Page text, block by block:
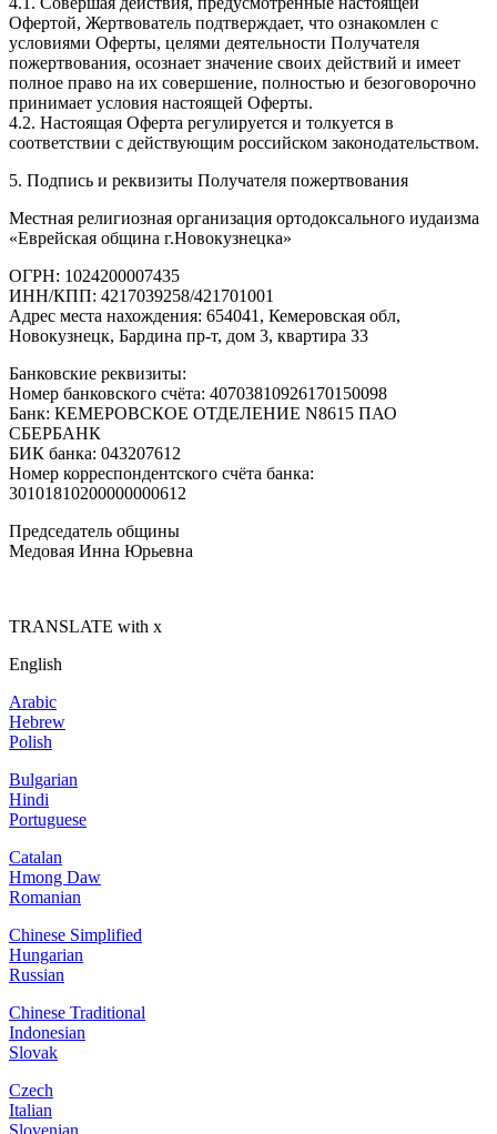
Офертой, Жертвователь подтверждает, что ознакомлен с
условиями Оферты, целями деятельности Получателя
пожертвования, осознает значение своих действий и имеет
полное право на их совершение, полностью и безоговорочно
принимает условия настоящей Оферты.
4.2. Настоящая Оферта регулируется и толкуется в
соответствии с действующим российском законодательством.
5. Подпись и реквизиты Получателя пожертвования
Местная религиозная организация ортодоксального иудаизма
«Еврейская община г.Новокузнецка»
ОГРН: 1024200007435
ИНН/КПП: 4217039258/421701001
Адрес места нахождения: 654041, Кемеровская обл,
Новокузнецк, Бардина пр-т, дом 3, квартира 33
Банковские реквизиты:
Номер банковского счёта: 40703810926170150098
Банк: КЕМЕРОВСКОЕ ОТДЕЛЕНИЕ N8615 ПАО
СБЕРБАНК
БИК банка: 043207612
Номер корреспондентского счёта банка:
30101810200000000612
Председатель общины
Медовая Инна Юрьевна
TRANSLATE with x
English
Arabic
Hebrew
Polish
Bulgarian
Hindi
Portuguese
Catalan
Hmong Daw
Romanian
Chinese Simplified
Hungarian
Russian
Chinese Traditional
Indonesian
Slovak
Czech
Italian
Slovenian